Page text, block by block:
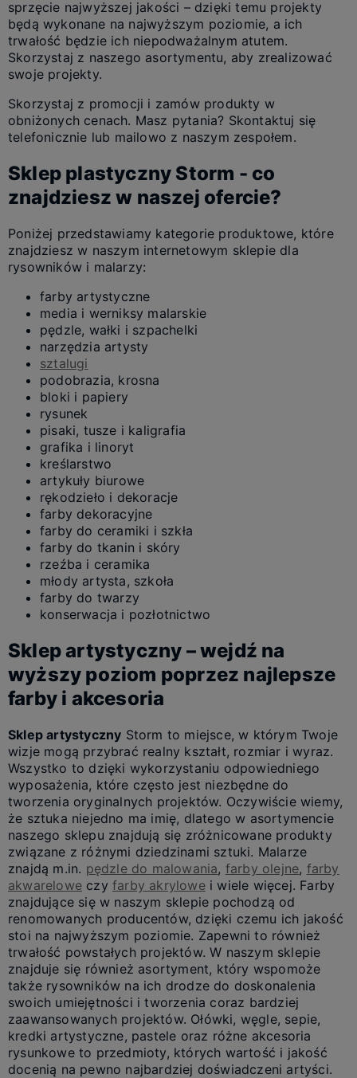
sprzęcie najwyższej jakości – dzięki temu projekty
będą wykonane na najwyższym poziomie, a ich
trwałość będzie ich niepodważalnym atutem.
Skorzystaj z naszego asortymentu, aby zrealizować
swoje projekty.
Skorzystaj z promocji i zamów produkty w
obniżonych cenach. Masz pytania? Skontaktuj się
telefonicznie lub mailowo z naszym zespołem.
Sklep plastyczny Storm - co
znajdziesz w naszej ofercie?
Poniżej przedstawiamy kategorie produktowe, które
znajdziesz w naszym internetowym sklepie dla
rysowników i malarzy:
farby artystyczne
media i werniksy malarskie
pędzle, wałki i szpachelki
narzędzia artysty
sztalugi
podobrazia, krosna
bloki i papiery
rysunek
pisaki, tusze i kaligrafia
grafika i linoryt
kreślarstwo
artykuły biurowe
rękodzieło i dekoracje
farby dekoracyjne
farby do ceramiki i szkła
farby do tkanin i skóry
rzeźba i ceramika
młody artysta, szkoła
farby do twarzy
konserwacja i pozłotnictwo
Sklep artystyczny – wejdź na
wyższy poziom poprzez najlepsze
farby i akcesoria
Sklep artystyczny Storm to miejsce, w którym Twoje
wizje mogą przybrać realny kształt, rozmiar i wyraz.
Wszystko to dzięki wykorzystaniu odpowiedniego
wyposażenia, które często jest niezbędne do
tworzenia oryginalnych projektów. Oczywiście wiemy,
że sztuka niejedno ma imię, dlatego w asortymencie
naszego sklepu znajdują się zróżnicowane produkty
związane z różnymi dziedzinami sztuki. Malarze
znajdą m.in. pędzle do malowania, farby olejne, farby
akwarelowe czy farby akrylowei wiele więcej. Farby
znajdujące się w naszym sklepie pochodzą od
renomowanych producentów, dzięki czemu ich jakość
stoi na najwyższym poziomie. Zapewni to również
trwałość powstałych projektów. W naszym sklepie
znajduje się również asortyment, który wspomoże
także rysowników na ich drodze do doskonalenia
swoich umiejętności i tworzenia coraz bardziej
zaawansowanych projektów. Ołówki, węgle, sepie,
kredki artystyczne, pastele oraz różne akcesoria
rysunkowe to przedmioty, których wartość i jakość
docenią na pewno najbardziej doświadczeni artyści.